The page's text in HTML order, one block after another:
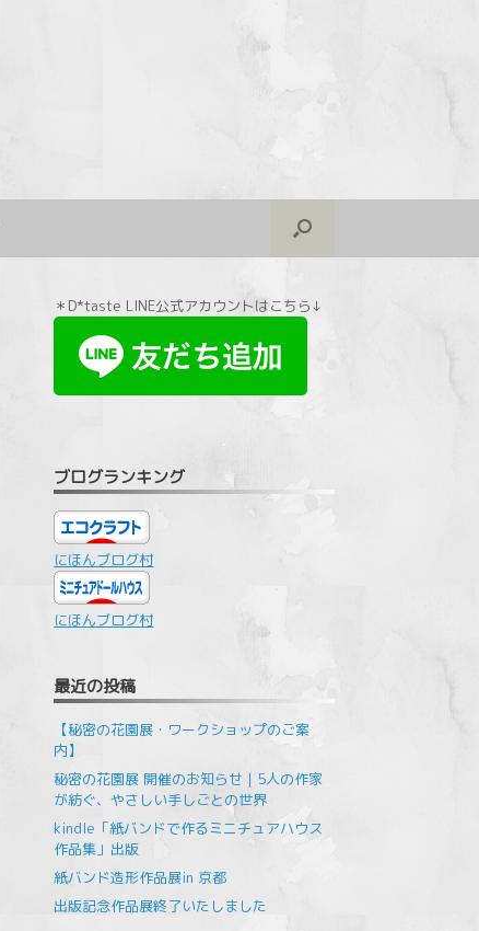
＊D*taste LINE公式アカウントはこちら↓
ブログランキング
にほんブログ村
にほんブログ村
最近の投稿
【秘密の花園展・ワークショップのご案
内】
秘密の花園展 開催のお知らせ｜5人の作家
が紡ぐ、やさしい手しごとの世界
kindle「紙バンドで作るミニチュアハウス
作品集」出版
紙バンド造形作品展in 京都
出版記念作品展終了いたしました